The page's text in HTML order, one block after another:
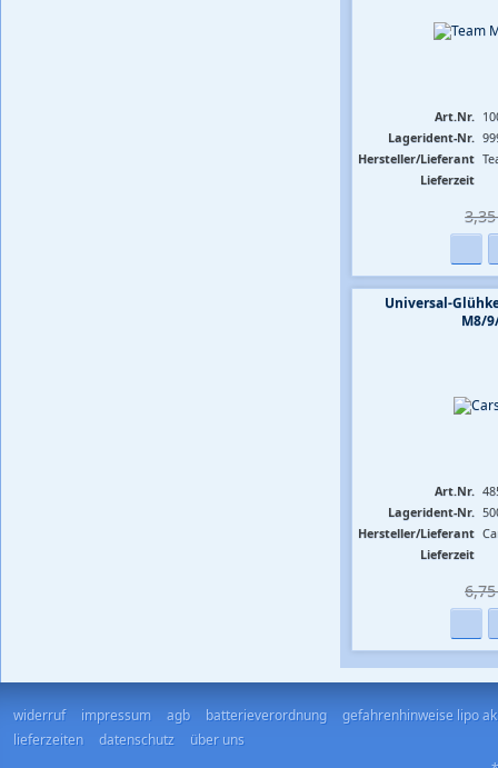
Art.Nr.
Lagerident-Nr.
Hersteller/Lieferant
Lieferzeit
3,35
Universal-
M8/
Art.Nr.
Lagerident-Nr.
Hersteller/Lieferant
Lieferzeit
6,75
widerruf impressum agb batterieverordnung
gefahrenhinweise lipo
lieferzeiten
datenschutz
über uns